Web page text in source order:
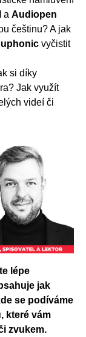
a Audiopen
češtinu? A jak
vyčistit
si díky
Jak využít
videí či
lépe
jak
se podíváme
které vám
zvukem.